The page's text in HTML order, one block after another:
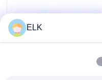
Rechtssachen
Bitte um ein Angebot
ELK